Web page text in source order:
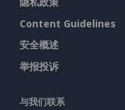
Content Guidelines
安全概述
举报投诉
与我们联系